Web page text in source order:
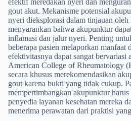
gout akut. Mekanisme potensial
nyeri dieksplorasi dalam tinjauan
menyarankan bahwa akupunktur
inflamasi dan jalur nyeri. Penting
beberapa pasien melaporkan manfaat
efektivitasnya dapat sangat bervariasi
American College of Rheumatology
secara khusus merekomendasikan
gout karena bukti yang tidak cukup.
mempertimbangkan akupunktur
penyedia layanan kesehatan mereka
menerima perawatan dari praktisi